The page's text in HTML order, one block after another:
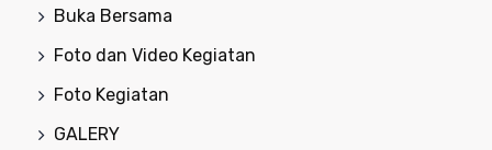
Buka Bersama
Foto dan Video Kegiatan
Foto Kegiatan
GALERY